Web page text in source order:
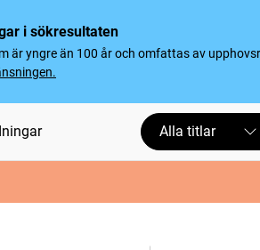
i sökresultaten
är yngre än 100 år och omfattas av
Alla titlar